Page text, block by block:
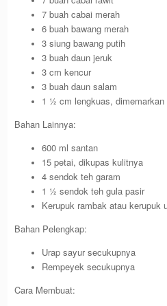
7 buah cabai merah
6 buah bawang merah
3 siung bawang putih
3 buah daun jeruk
3 cm kencur
3 buah daun salam
1 ½ cm lengkuas, dimemarkan
Bahan Lainnya:
600 ml santan
15 petai, dikupas kulitnya
4 sendok teh garam
1 ½ sendok teh gula pasir
Kerupuk rambak atau kerupuk
Bahan Pelengkap:
Urap sayur secukupnya
Rempeyek secukupnya
Cara Membuat: